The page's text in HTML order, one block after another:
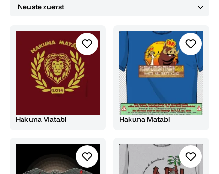
Hakuna Matabi Hakuna Matabi